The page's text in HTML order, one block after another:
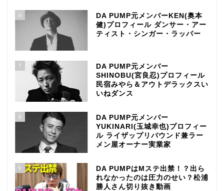
6
DA PUMP元メンバーKEN(奥本
健)プロフィール ダンサー・アー
ティスト・シンガー・ラッパー
7
DA PUMP元メンバー
SHINOBU(宮良忍)プロフィール
民宿みやら＆アウトデラックスい
いねダンス
8
DA PUMP元メンバー
YUKINARI(玉城幸也)プロフィー
ル ライザップリバウンド兼ラー
メン屋オーナー実業家
9
DA PUMPはMステ出禁！？出ら
れなかったのは圧力のせい？松浦
勝人さん切り抜き動画